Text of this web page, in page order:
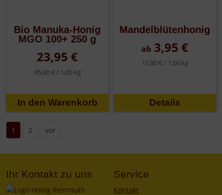
Bio Manuka-Honig
MGO 100+ 250 g
23,95 €
95,80 € / 1,00 kg
Mandelblütenhonig
ab 3,95 €
15,80 € / 1,00 kg
Details
1 2 vor
Ihr Kontakt zu uns Service
Kontakt